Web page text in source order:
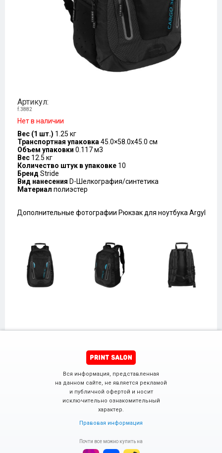
Артикул:
f.3882
Нет в наличии
Вес (1 шт.) 1.25 кг
Транспортная упаковка 45.0×58.0x45.0 см
Объем упаковки 0.117 м3
Вес 12.5 кг
Количество штук в упаковке 10
Бренд Stride
Вид нанесения D-Шелкография/синтетика
Материал полиэстер
Дополнительные фотографии Рюкзак для ноутбука Argyl
Вся информация, представленная
на данном сайте, не является рекламой
и публичной офертой и носит
исключительно ознакомительный
характер.
Правовая информация
Почти все можно купить на